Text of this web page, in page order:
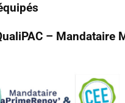
– Mandataire